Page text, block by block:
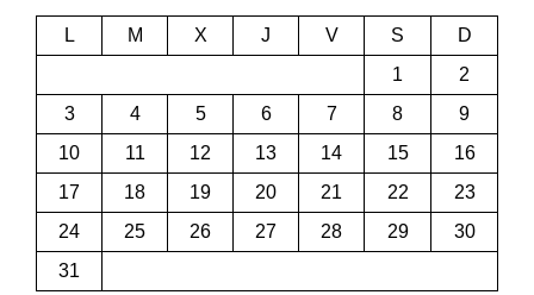
L M X J V S
D
1
2
3
4 5 6 7 8
9
10
11 12 13 14 15
16
17
18 19 20 21 22
23
24
25 26 27 28 29
30
31